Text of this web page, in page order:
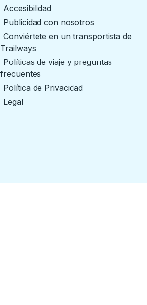
Accesibilidad
Publicidad con nosotros
Conviértete en un transportista de
Trailways
Políticas de viaje y preguntas
frecuentes
Política de Privacidad
Legal